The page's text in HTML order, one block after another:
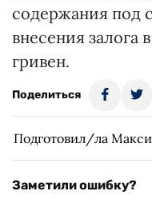
содержания под
внесения залога
гривен.
Поделиться
Подготовил/ла
Заметили ошибку?